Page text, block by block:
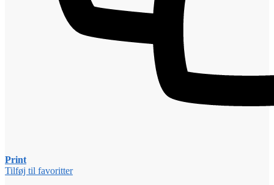
Print
Tilføj til favoritter